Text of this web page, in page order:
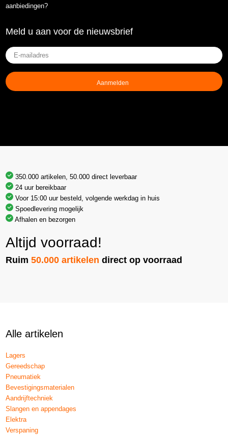
aanbiedingen?
Meld u aan voor de nieuwsbrief
E-
mailadres
(Vereist)
350.000 artikelen, 50.000 direct leverbaar
24 uur bereikbaar
Voor 15:00 uur besteld, volgende werkdag in huis
Spoedlevering mogelijk
Afhalen en bezorgen
Altijd voorraad!
Ruim50.000 artikelen direct op voorraad
Alle artikelen
Lagers
Gereedschap
Pneumatiek
Bevestigingsmaterialen
Aandrijftechniek
Slangen en appendages
Elektra
Verspaning